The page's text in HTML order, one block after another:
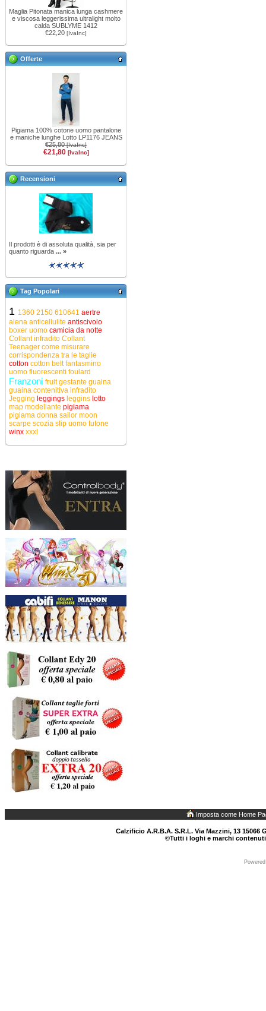
Maglia Pitonata manica lunga cashmere
e viscosa leggerissima ultralight molto
calda SUBLYME 1412
€22,20 [IvaInc]
Offerte
Pigiama 100% cotone uomo pantalone
e maniche lunghe Lotto LP1176 JEANS
€25,80[IvaInc]
€21,80 [IvaInc]
Recensioni
Il prodotti è di assoluta qualità, sia per
quanto riguarda ... »
Tag Popolari
1 1360 2150 610641 aertre
alena anticellulite antiscivolo
boxer uomo camicia da notte
Collant infradito Collant
Teenager come misurare
corrispondenza tra le taglie
cotton cotton beltfantasmino
uomo fluorescenti foulard
Franzoni fruitgestante guaina
guaina contenitiva infradito
Jegging leggings leggins lotto
map modellante pigiama
pigiama donna sailor moon
scarpe scozia slip uomo tutone
winx xxxl
Imposta come Home
Calzificio A.R.B.A. S.R.L. Via Mazzini, 13 15066
©Tutti i loghi e marchi